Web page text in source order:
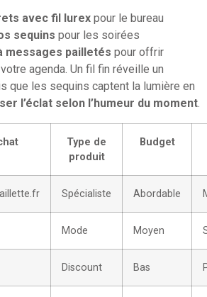
avec fil lurex pour le bureau
sequins pour les soirées
messages pailletés pour offrir
agenda. Un fil fin réveille un
que les sequins captent la lumière en
l’éclat selon l’humeur du moment.
Type de
produit
Budget
Spécialiste Abordable
Mode Moyen
Discount Bas